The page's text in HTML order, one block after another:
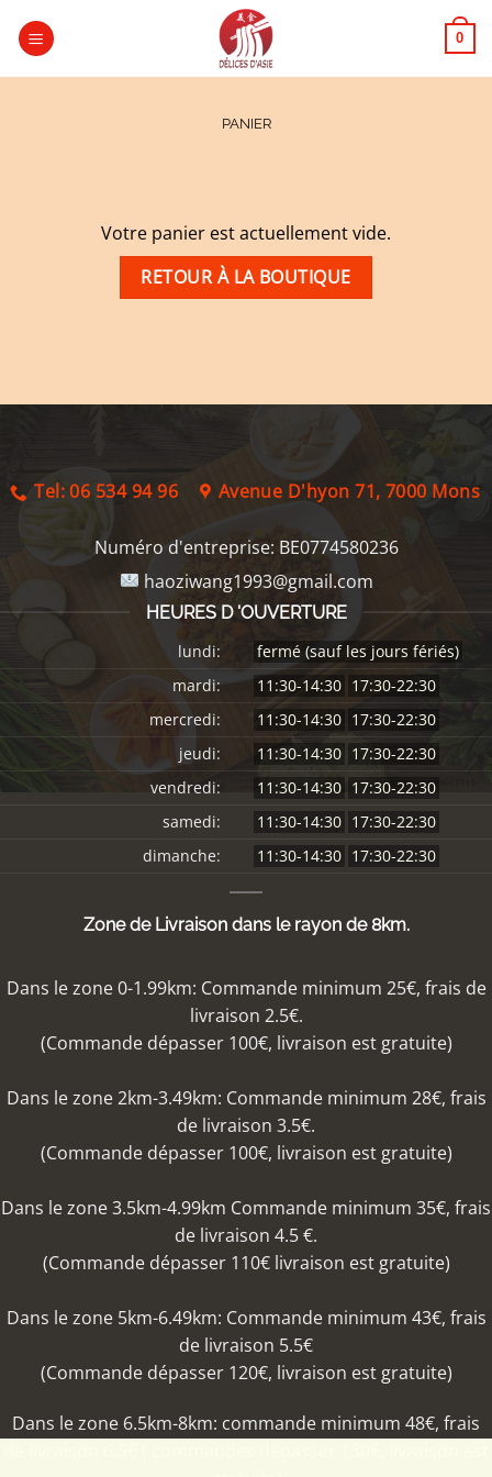
au
0
PANIER
Votre panier est actuellement vide.
RETOUR À LA BOUTIQUE
Tel: 06 534 94 96 Avenue D'hyon 71, 7000 Mons
Numéro d'entreprise: BE0774580236
haoziwang1993@gmail.com
HEURES D 'OUVERTURE
lundi:
fermé (sauf les jours fériés)
mardi:
11:30-14:30 17:30-22:30
mercredi:
11:30-14:30 17:30-22:30
jeudi:
11:30-14:30 17:30-22:30
vendredi:
11:30-14:30 17:30-22:30
samedi:
11:30-14:30 17:30-22:30
dimanche:
11:30-14:30 17:30-22:30
Zone de Livraison dans le rayon de 8km.
Dans le zone 0-1.99km: Commande minimum 25€, frais de
livraison 2.5€.
(Commande dépasser 100€, livraison est gratuite)
Dans le zone 2km-3.49km: Commande minimum 28€, frais
de livraison 3.5€.
(Commande dépasser 100€, livraison est gratuite)
Dans le zone 3.5km-4.99km Commande minimum 35€, frais
de livraison 4.5 €.
(Commande dépasser 110€ livraison est gratuite)
Dans le zone 5km-6.49km: Commande minimum 43€, frais
de livraison 5.5€
(Commande dépasser 120€, livraison est gratuite)
Dans le zone 6.5km-8km: commande minimum 48€, frais